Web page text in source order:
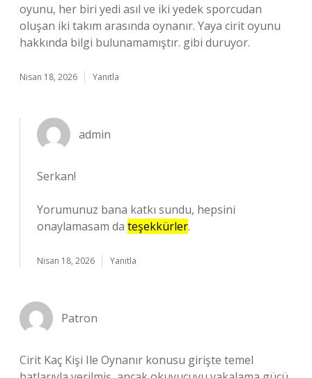
oyunu, her biri yedi asıl ve iki yedek sporcudan
oluşan iki takım arasında oynanır. Yaya cirit oyunu
hakkında bilgi bulunamamıştır. gibi duruyor.
Nisan 18, 2026 Yanıtla
admin
Serkan!
Yorumunuz bana katkı sundu, hepsini
onaylamasam da teşekkürler.
Nisan 18, 2026 Yanıtla
Patron
Cirit Kaç Kişi Ile Oynanır konusu girişte temel